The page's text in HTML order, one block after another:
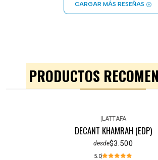
CARGAR MÁS RESEÑAS
PRODUCTOS
LATTAFA
DECANT KHAMRAH (EDP)
desde$3.500
5.0